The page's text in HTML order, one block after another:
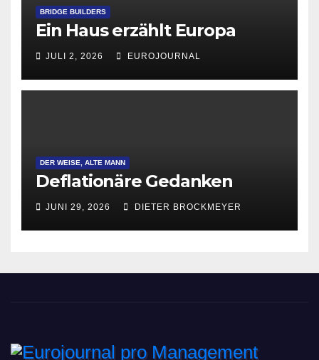
BRIDGE BUILDERS
Ein Haus erzählt Europa
JULI 2, 2026 EUROJOURNAL
DER WEISE, ALTE MANN
Deflationäre Gedanken
JUNI 29, 2026 DIETER BROCKMEYER